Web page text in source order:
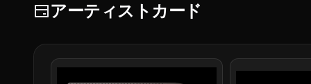
アーティストカード